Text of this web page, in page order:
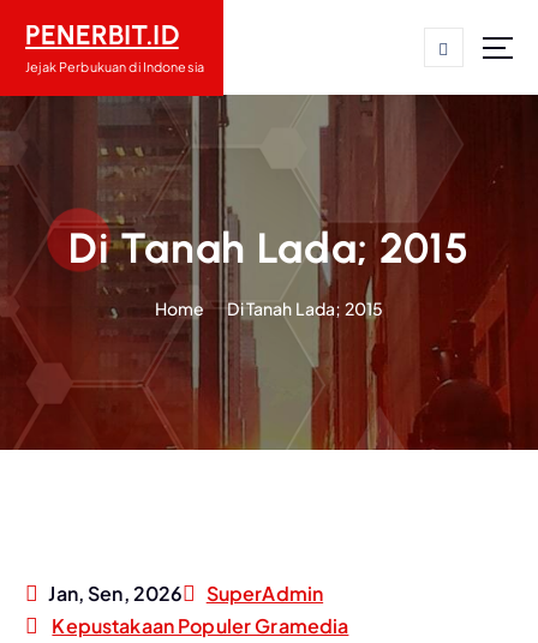
p
c
o
n
PENERBIT.ID
Jejak Perbukuan di Indonesia
Di Tanah Lada; 2015
Home Di Tanah Lada; 2015
Jan, Sen, 2026
SuperAdmin
Kepustakaan Populer Gramedia